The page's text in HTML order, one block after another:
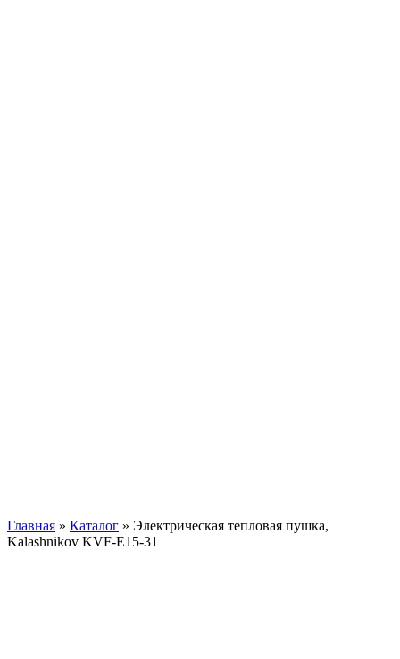
Главная » Каталог » Электрическая тепловая пушка,
Kalashnikov KVF-E15-31